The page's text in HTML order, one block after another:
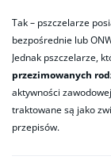
Tak – pszczelarze
bezpośrednie lub
Jednak pszczelarze,
przezimowanych
aktywności
traktowane są jako
przepisów.